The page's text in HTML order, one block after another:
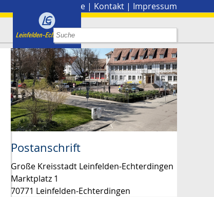
Presse | Kontakt | Impressum
Postanschrift
Große Kreisstadt Leinfelden-Echterdingen
Marktplatz 1
70771 Leinfelden-Echterdingen